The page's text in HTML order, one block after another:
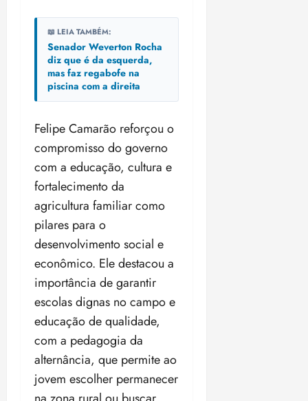
📖 LEIA TAMBÉM:
Senador Weverton Rocha
diz que é da esquerda,
mas faz regabofe na
piscina com a direita
Felipe Camarão reforçou o
compromisso do governo
com a educação, cultura e
fortalecimento da
agricultura familiar como
pilares para o
desenvolvimento social e
econômico. Ele destacou a
importância de garantir
escolas dignas no campo e
educação de qualidade,
com a pedagogia da
alternância, que permite ao
jovem escolher permanecer